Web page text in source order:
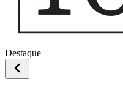
Destaque